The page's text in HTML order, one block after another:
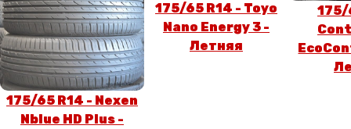
175/65 R14 - Nexen
Nblue HD Plus -
175/65 R14 - Toyo
Nano Energy 3 -
Летняя
175/